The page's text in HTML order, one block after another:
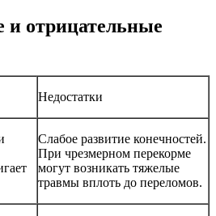
отрицательные
Недостатки
Слабое развитие конечностей.
При чрезмерном перекорме
могут возникать тяжелые
травмы вплоть до переломов.